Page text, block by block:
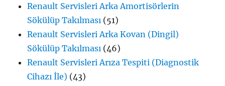
Renault Servisleri Arka Amortisörlerin
Sökülüp Takılması (51)
Renault Servisleri Arka Kovan (Dingil)
Sökülüp Takılması (46)
Renault Servisleri Arıza Tespiti (Diagnostik
Cihazı İle) (43)